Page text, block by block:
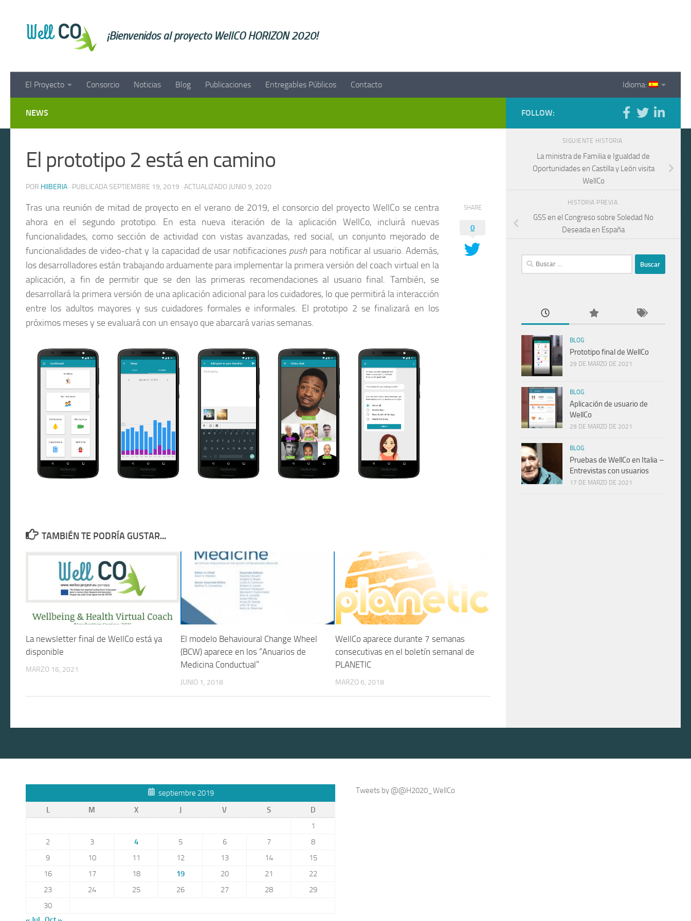
¡Bienvenidos al proyecto WellCO HORIZON 2020!
El Proyecto Consorcio Noticias Blog Publicaciones Entregables Públicos Contacto Idioma:
NEWS
El prototipo 2 está en camino
POR HIIBERIA · PUBLICADASEPTIEMBRE 19, 2019 · ACTUALIZADO JUNIO 9, 2020
Tras una reunión de mitad de proyecto en el verano de 2019, el consorcio del proyecto WellCo se centra
ahora en el segundo prototipo. En esta nueva iteración de la aplicación WellCo, incluirá nuevas
funcionalidades, como sección de actividad con vistas avanzadas, red social, un conjunto mejorado de
funcionalidades de video-chat y la capacidad de usar notificaciones push para notificar al usuario. Además,
los desarrolladores están trabajando arduamente para implementar la primera versión del coach virtual en la
aplicación, a fin de permitir que se den las primeras recomendaciones al usuario final. También, se
desarrollará la primera versión de una aplicación adicional para los cuidadores, lo que permitirá la interacción
entre los adultos mayores y sus cuidadores formales e informales. El prototipo 2 se finalizará en los
próximos meses y se evaluará con un ensayo que abarcará varias semanas.
SHARE
0
TAMBIÉN TE PODRÍA GUSTAR...
La newsletter final de WellCo está ya
disponible
MARZO 16, 2021
El modelo Behavioural Change Wheel
(BCW) aparece en los “Anuarios de
Medicina Conductual”
JUNIO 1, 2018
WellCo aparece durante 7 semanas
consecutivas en el boletín semanal de
PLANETIC
MARZO 6, 2018
FOLLOW:
SIGUIENTE HISTORIA
La ministra de Familia e Igualdad de
Oportunidades en Castilla y León visita
WellCo
HISTORIA PREVIA
GSS en el Congreso sobre Soledad No
Deseada en España
Buscar:
BLOG
Prototipo final de WellCo
29 DE MARZO DE 2021
BLOG
Aplicación de usuario de
WellCo
29 DE MARZO DE 2021
BLOG
Pruebas de WellCo en Italia –
Entrevistas con usuarios
17 DE MARZO DE 2021
septiembre 2019
L
M X J V S
D
1
2
3 4 5 6 7
8
9
10 11 12 13 14
15
16
17 18 19 20 21
22
23
24 25 26 27 28
29
30
Tweets by @@H2020_WellCo